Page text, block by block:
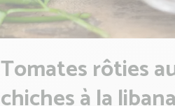
Tomates rôties